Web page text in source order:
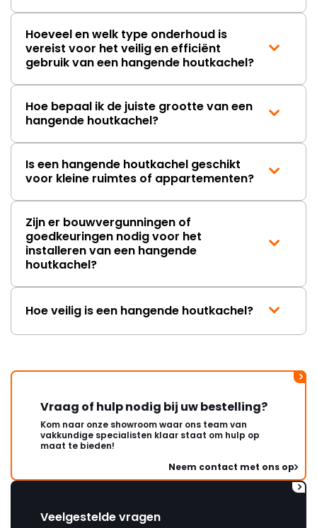
Hoeveel en welk type onderhoud is
vereist voor het veilig en efficiënt
gebruik van een hangende houtkachel?
Hoe bepaal ik de juiste grootte van een
hangende houtkachel?
Is een hangende houtkachel geschikt
voor kleine ruimtes of appartementen?
Zijn er bouwvergunningen of
goedkeuringen nodig voor het
installeren van een hangende
houtkachel?
Hoe veilig is een hangende houtkachel?
Vraag of hulp nodig bij uw bestelling?
Kom naar onze showroom waar ons team van
vakkundige specialisten klaar staat om hulp op
maat te bieden!
Neem contact met ons op
Veelgestelde vragen